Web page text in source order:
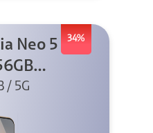
34%
Neo 5
/ 5G